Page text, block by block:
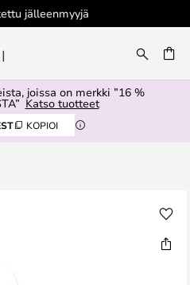
jälleenmyyjä
joissa on merkki ”16 %
Katso tuotteet
KOPIOI